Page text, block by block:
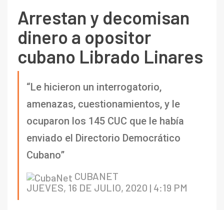
Arrestan y decomisan
dinero a opositor
cubano Librado Linares
“Le hicieron un interrogatorio,
amenazas, cuestionamientos, y le
ocuparon los 145 CUC que le había
enviado el Directorio Democrático
Cubano”
CUBANET
JUEVES, 16 DE JULIO, 2020 | 4:19 PM